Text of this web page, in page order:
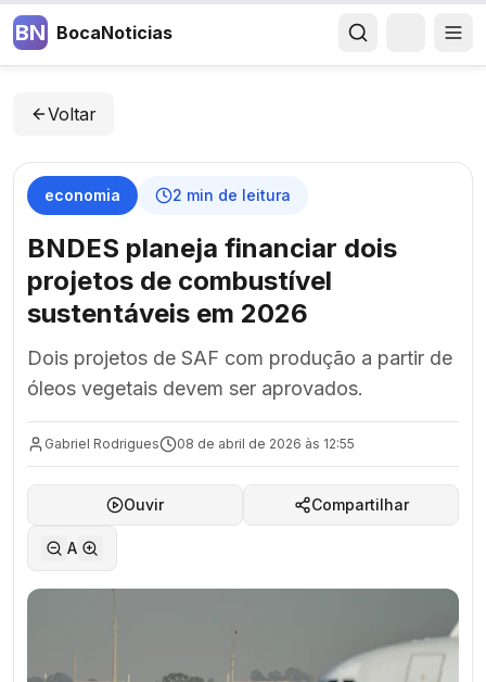
BN BocaNoticias
Voltar
economia 2 min de leitura
BNDES planeja financiar dois
projetos de combustível
sustentáveis em 2026
Dois projetos de SAF com produção a partir de
óleos vegetais devem ser aprovados.
Gabriel Rodrigues 08 de abril de 2026 às 12:55
Ouvir Compartilhar
A